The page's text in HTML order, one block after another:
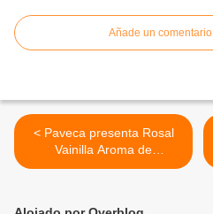
Añade un comentario
< Paveca presenta Rosal
Vainilla Aroma de
Relajación